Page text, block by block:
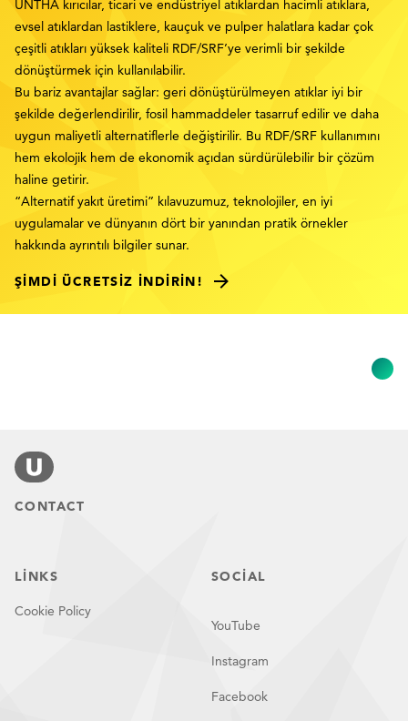
UNTHA kırıcılar, ticari ve endüstriyel atıklardan hacimli atıklara,
evsel atıklardan lastiklere, kauçuk ve pulper halatlara kadar çok
çeşitli atıkları yüksek kaliteli RDF/SRF’ye verimli bir şekilde
dönüştürmek için kullanılabilir.
Bu bariz avantajlar sağlar: geri dönüştürülmeyen atıklar iyi bir
şekilde değerlendirilir, fosil hammaddeler tasarruf edilir ve daha
uygun maliyetli alternatiflerle değiştirilir. Bu RDF/SRF kullanımını
hem ekolojik hem de ekonomik açıdan sürdürülebilir bir çözüm
haline getirir.
“Alternatif yakıt üretimi” kılavuzumuz, teknolojiler, en iyi
uygulamalar ve dünyanın dört bir yanından pratik örnekler
hakkında ayrıntılı bilgiler sunar.
ŞIMDI ÜCRETSIZ INDIRIN!
CONTACT
LINKS
Cookie Policy
SOCIAL
YouTube
Instagram
Facebook